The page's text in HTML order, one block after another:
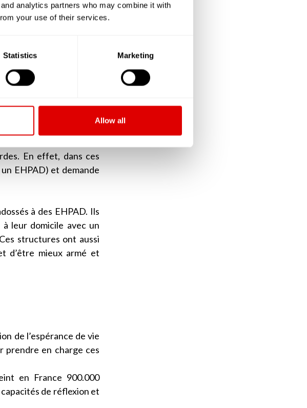
analytics partners who may combine it with
your use of their services.
Statistics Marketing
Allow all
rural ou urbain créés
25 résidents et dont le
», doivent devenir des
lorsque l’on parle de
de vie (PUV) que
adossées à un
En effet, dans ces
EHPAD) et demande
à des EHPAD. Ils
leur domicile avec un
structures ont aussi
d’être mieux armé et
de l’espérance de vie
prendre en charge ces
en France 900.000
de réflexion et